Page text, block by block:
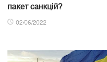
пакет санкцій?
02/06/2022